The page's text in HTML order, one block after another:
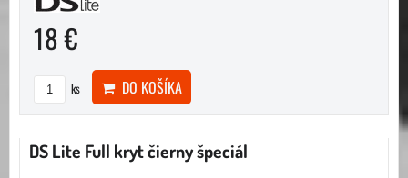
18 €
ks DO KOŠÍKA
DS Lite Full kryt čierny špeciál